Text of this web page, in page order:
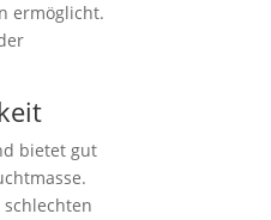
ermöglicht.
bietet gut